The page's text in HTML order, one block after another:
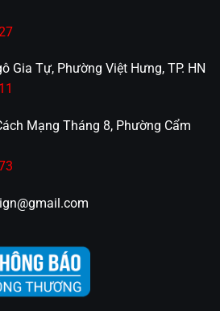
Gia Tự, Phường Việt Hưng, TP. HN
Mạng Tháng 8, Phường Cẩm